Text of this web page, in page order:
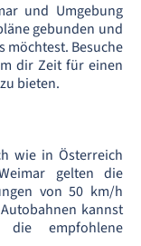
und Umgebung
gebunden und
möchtest. Besuche
dir Zeit für einen
bieten.
wie in Österreich
gelten die
von 50 km/h
kannst
empfohlene